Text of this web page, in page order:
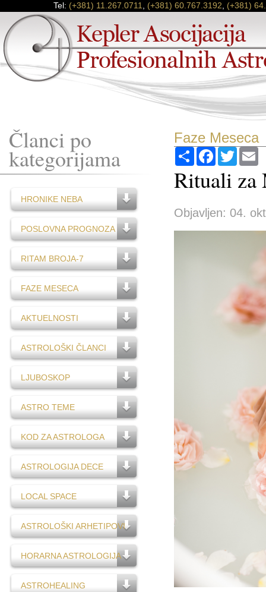
Tel: (+381) 11.267.0711 (+381) 60.767.3192 (+381)
Članci po
kategorijama
HRONIKE NEBA
POSLOVNA PROGNOZA
RITAM BROJA-7
FAZE MESECA
AKTUELNOSTI
ASTROLOŠKI ČLANCI
LJUBOSKOP
ASTRO TEME
KOD ZA ASTROLOGA
ASTROLOGIJA DECE
LOCAL SPACE
ASTROLOŠKI ARHETIPOVI
HORARNA ASTROLOGIJA
ASTROHEALING
Faze Meseca
PodijeliFacebook
Twitter
Rituali za
Objavljen: 04.